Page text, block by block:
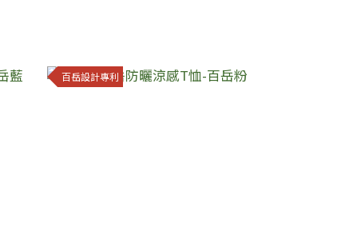
百岳設計專利